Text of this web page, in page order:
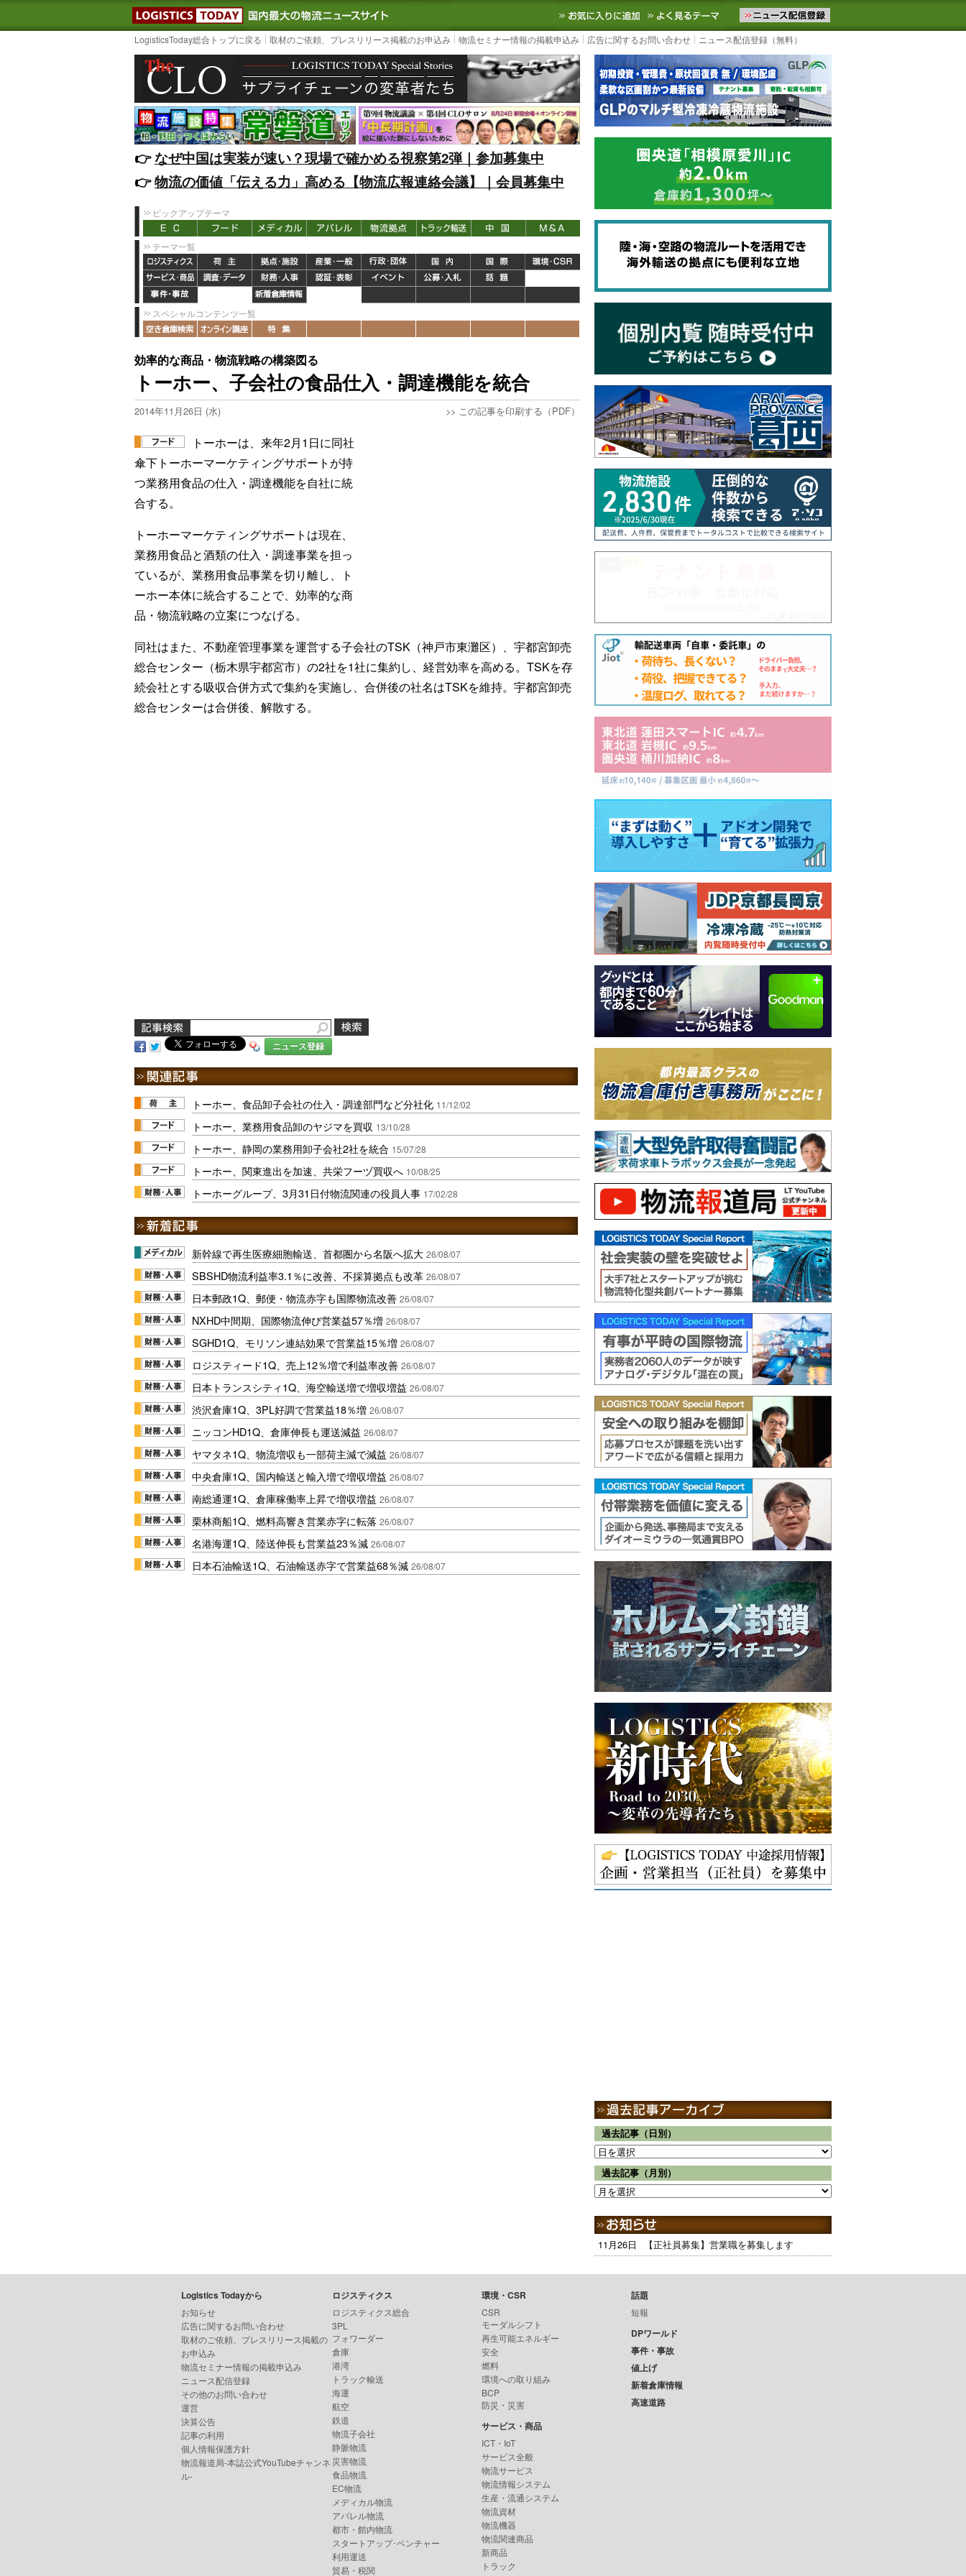
LOGISTICS TODAY｜国内最大の物流ニュースサイト3PL, SCMなど国内外の最新の物流ニュースをお届けします。物流ニュースメール配信を登録す
お気に入りに追加 よく見るテーマ
LogisticsToday総合トップに戻る 取材のご依頼、プレスリリース掲載のお申込み 物流セミナー情報の掲載申込み 広告に関するお問い合わせ ニュース配信登録（無料）
👉️なぜ中国は実装が速い？現場で確かめる視察第2弾｜参加募集中
👉️物流の価値「伝える力」高める【物流広報連絡会議】｜会員募集中
ピックアップテーマ
テーマ一覧
スペシャルコンテンツ一覧
効率的な商品・物流戦略の構築図る
トーホー、子会社の食品仕入・調達機能を統合
2014年11月26日 (水) >> この記事を印刷する（PDF）
トーホーは、来年2月1日に同社
傘下トーホーマーケティングサポートが持
つ業務用食品の仕入・調達機能を自社に統
合する。
トーホーマーケティングサポートは現在、
業務用食品と酒類の仕入・調達事業を担っ
ているが、業務用食品事業を切り離し、ト
ーホー本体に統合することで、効率的な商
品・物流戦略の立案につなげる。
同社はまた、不動産管理事業を運営する子会社のTSK（神戸市東灘区）、宇都宮卸売
総合センター（栃木県宇都宮市）の2社を1社に集約し、経営効率を高める。TSKを存
続会社とする吸収合併方式で集約を実施し、合併後の社名はTSKを維持。宇都宮卸売
総合センターは合併後、解散する。
ニュース登録
トーホー、食品卸子会社の仕入・調達部門など分社化 11/12/02
トーホー、業務用食品卸のヤジマを買収 13/10/28
トーホー、静岡の業務用卸子会社2社を統合 15/07/28
トーホー、関東進出を加速、共栄フーヅ買収へ 10/08/25
トーホーグループ、3月31日付物流関連の役員人事 17/02/28
新幹線で再生医療細胞輸送、首都圏から名阪へ拡大 26/08/07
SBSHD物流利益率3.1％に改善、不採算拠点も改革 26/08/07
日本郵政1Q、郵便・物流赤字も国際物流改善 26/08/07
NXHD中間期、国際物流伸び営業益57％増 26/08/07
SGHD1Q、モリソン連結効果で営業益15％増 26/08/07
ロジスティード1Q、売上12％増で利益率改善 26/08/07
日本トランスシティ1Q、海空輸送増で増収増益 26/08/07
渋沢倉庫1Q、3PL好調で営業益18％増 26/08/07
ニッコンHD1Q、倉庫伸長も運送減益 26/08/07
ヤマタネ1Q、物流増収も一部荷主減で減益 26/08/07
中央倉庫1Q、国内輸送と輸入増で増収増益 26/08/07
南総通運1Q、倉庫稼働率上昇で増収増益 26/08/07
栗林商船1Q、燃料高響き営業赤字に転落 26/08/07
名港海運1Q、陸送伸長も営業益23％減 26/08/07
日本石油輸送1Q、石油輸送赤字で営業益68％減 26/08/07
過去記事（日別）
過去記事（月別）
11月26日 【正社員募集】営業職を募集します
Logistics Todayから
お知らせ
広告に関するお問い合わせ
取材のご依頼、プレスリリース掲載の
お申込み
物流セミナー情報の掲載申込み
ニュース配信登録
その他のお問い合わせ
運営
決算公告
記事の利用
個人情報保護方針
物流報道局-本誌公式YouTubeチャンネ
ル-
ロジスティクス
ロジスティクス総合
3PL
フォワーダー
倉庫
港湾
トラック輸送
海運
航空
鉄道
物流子会社
静脈物流
災害物流
食品物流
EC物流
メディカル物流
アパレル物流
都市・館内物流
スタートアップ･ベンチャー
利用運送
貿易・税関
環境・CSR
CSR
モーダルシフト
再生可能エネルギー
安全
燃料
環境への取り組み
BCP
防災・災害
サービス・商品
ICT・IoT
サービス全般
物流サービス
物流情報システム
生産・流通システム
物流資材
物流機器
物流関連商品
新商品
トラック
話題
短報
DPワールド
事件・事故
値上げ
新着倉庫情報
高速道路